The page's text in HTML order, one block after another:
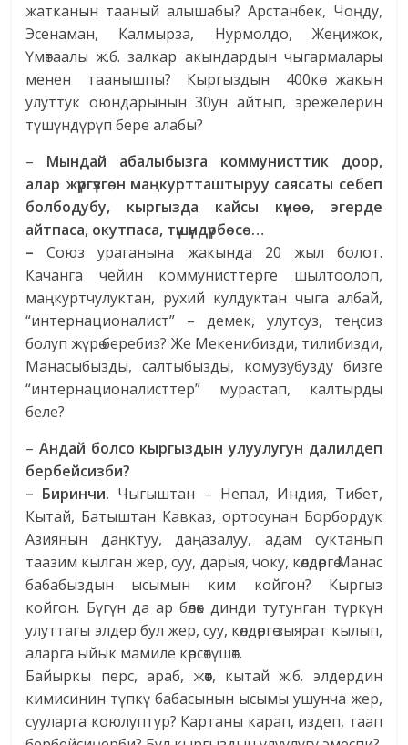
жатканын тааный алышабы? Арстанбек, Чоңду,
Эсенаман, Калмырза, Нурмолдо, Жеңижок,
Үмөтаалы ж.б. залкар акындардын чыгармалары
менен таанышпы? Кыргыздын 400кө жакын
улуттук оюндарынын 30ун айтып, эрежелерин
түшүндүрүп бере алабы?
– Мындай абалыбызга коммунисттик доор,
алар жүргүзгөн маңкуртташтыруу саясаты себеп
болбодубу, кыргызда кайсы күнөө, эгерде
айтпаса, окутпаса, түшүндүрбөсө…
–Союз ураганына жакында 20 жыл болот.
Качанга чейин коммунисттерге шылтоолоп,
маңкуртчулуктан, рухий кулдуктан чыга албай,
“интернационалист” – демек, улутсуз, теңсиз
болуп жүрө беребиз? Же Мекенибизди, тилибизди,
Манасыбызды, салтыбызды, комузубузду бизге
“интернационалисттер” мурастап, калтырды
беле?
–Андай болсо кыргыздын улуулугун далилдеп
бербейсизби?
– Биринчи. Чыгыштан – Непал, Индия, Тибет,
Кытай, Батыштан Кавказ, ортосунан Борбордук
Азиянын даңктуу, даңазалуу, адам суктанып
таазим кылган жер, суу, дарыя, чоку, көлдөргө Манас
бабабыздын ысымын ким койгон? Кыргыз
койгон. Бүгүн да ар бөлөк динди тутунган түркүн
улуттагы элдер бул жер, суу, көлдөргө зыярат кылып,
аларга ыйык мамиле көрсөтүшөт.
Байыркы перс, араб, жөөт, кытай ж.б. элдердин
кимисинин түпкү бабасынын ысымы ушунча жер,
сууларга коюлуптур? Картаны карап, издеп, таап